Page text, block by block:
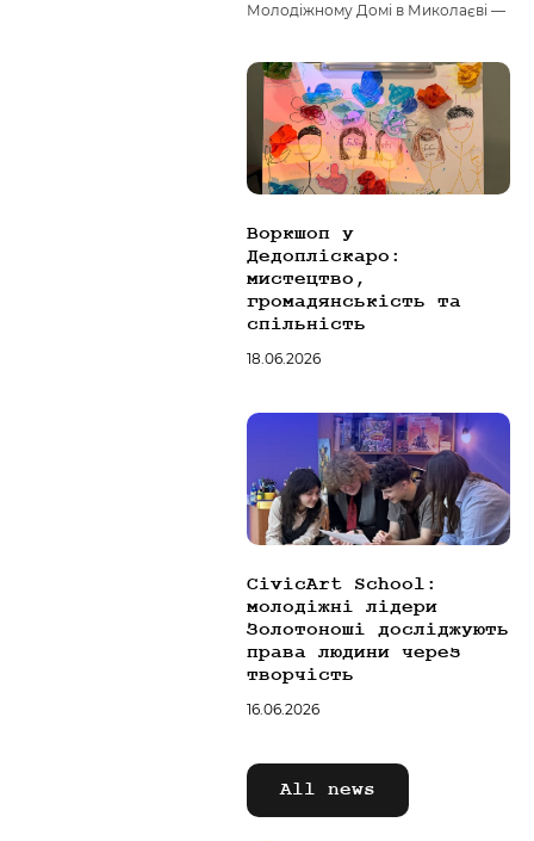
Молодіжному Домі в Миколаєві —
Воркшоп у
Дедопліскаро:
мистецтво,
громадянськість та
спільність
18.06.2026
CivicArt School:
молодіжні лідери
Золотоноші досліджують
права людини через
творчість
16.06.2026
All news